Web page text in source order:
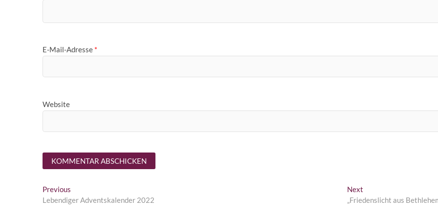
E-Mail-Adresse *
Website
Beitragsnavigation
Previous
post:
Lebendiger Adventskalender 2022
Next
post:
„Friedenslicht aus